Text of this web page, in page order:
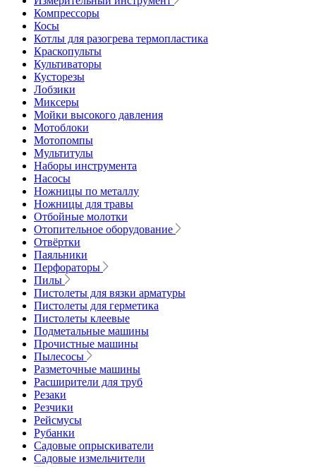
Компрессоры
Косы
Котлы для разогрева термопластика
Краскопульты
Культиваторы
Кусторезы
Лобзики
Миксеры
Мойки высокого давления
Мотоблоки
Мотопомпы
Мультитулы
Наборы инструмента
Насосы
Ножницы по металлу
Ножницы для травы
Отбойные молотки
Отопительное оборудование
Отвёртки
Паяльники
Перфораторы
Пилы
Пистолеты для вязки арматуры
Пистолеты для герметика
Пистолеты клеевые
Подметальные машины
Прочистные машины
Пылесосы
Разметочные машины
Расширители для труб
Резаки
Резчики
Рейсмусы
Рубанки
Садовые опрыскиватели
Садовые измельчители